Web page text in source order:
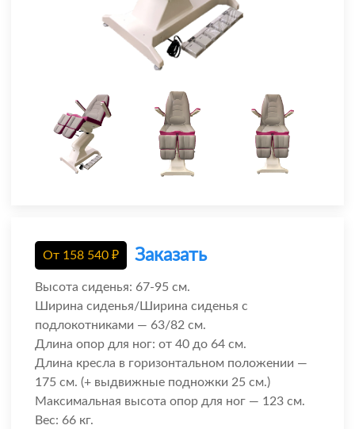
От 158 540 ₽ Заказать
Высота сиденья: 67-95 см.
Ширина сиденья/Ширина сиденья с
подлокотниками — 63/82 см.
Длина опор для ног: от 40 до 64 см.
Длина кресла в горизонтальном положении —
175 см. (+ выдвижные подножки 25 см.)
Максимальная высота опор для ног — 123 см.
Вес: 66 кг.